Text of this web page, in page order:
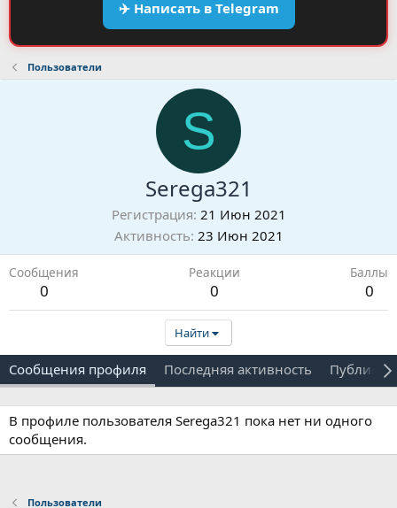
✈️ Написать в Telegram
Пользователи
S
Serega321
Регистрация 21 Июн 2021
Активность 23 Июн 2021
Сообщения
0
Реакции
0
Баллы
0
Найти
Сообщения профиля Последняя активность
В профиле пользователя Serega321 пока нет ни одного
сообщения.
Пользователи